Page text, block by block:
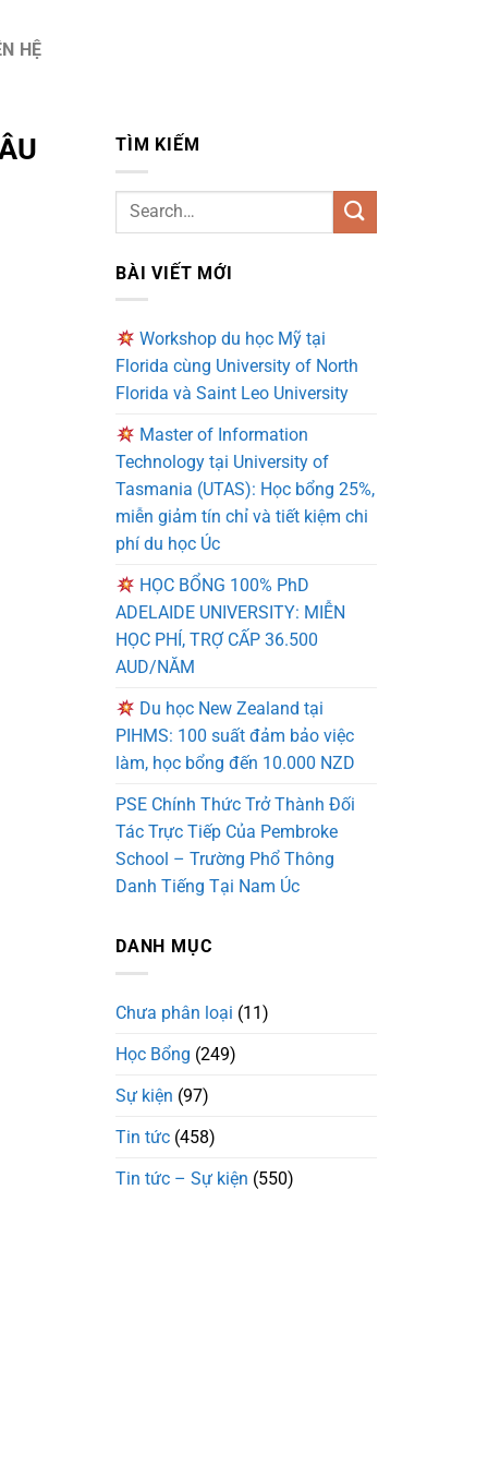
HỆ
TÌM KIẾM
BÀI VIẾT MỚI
Workshop du học Mỹ tại
Florida cùng University of North
Florida và Saint Leo University
Master of Information
Technology tại University of
Tasmania (UTAS): Học bổng 25%,
miễn giảm tín chỉ và tiết kiệm chi
phí du học Úc
HỌC BỔNG 100% PhD
ADELAIDE UNIVERSITY: MIỄN
HỌC PHÍ, TRỢ CẤP 36.500
AUD/NĂM
Du học New Zealand tại
PIHMS: 100 suất đảm bảo việc
làm, học bổng đến 10.000 NZD
PSE Chính Thức Trở Thành Đối
Tác Trực Tiếp Của Pembroke
School – Trường Phổ Thông
Danh Tiếng Tại Nam Úc
DANH MỤC
Chưa phân loại (11)
Học Bổng (249)
Sự kiện (97)
Tin tức (458)
Tin tức – Sự kiện (550)